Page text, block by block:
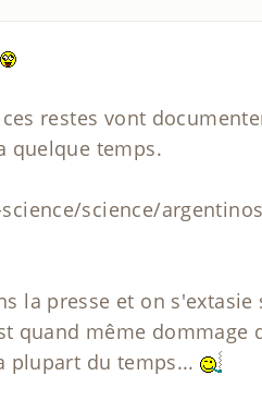
restes vont
quelque temps.
science/
la presse et on
quand même dommage
plupart du temps...